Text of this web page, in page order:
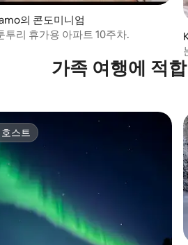
후기 268개
의 콘도미니엄
투리 휴가용 아파트 10주차.
가족 여행에 적
), 후기 3개
호스트
스트